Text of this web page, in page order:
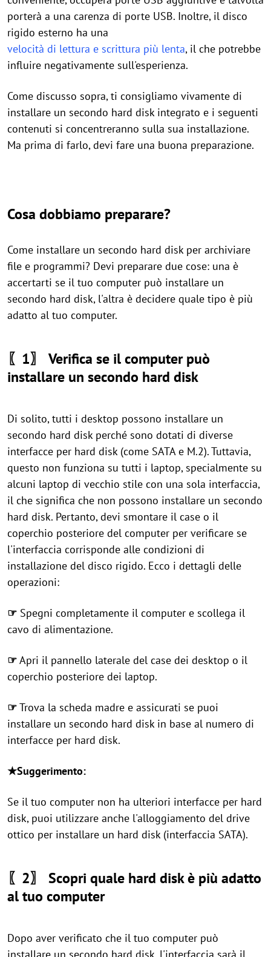
porterà a una carenza di porte USB. Inoltre, il disco
rigido esterno ha una
velocità di lettura e scrittura più lenta, il che potrebbe
influire negativamente sull'esperienza.
Come discusso sopra, ti consigliamo vivamente di
installare un secondo hard disk integrato e i seguenti
contenuti si concentreranno sulla sua installazione.
Ma prima di farlo, devi fare una buona preparazione.
Cosa dobbiamo preparare?
Come installare un secondo hard disk per archiviare
file e programmi? Devi preparare due cose: una è
accertarti se il tuo computer può installare un
secondo hard disk, l'altra è decidere quale tipo è più
adatto al tuo computer.
〖1〗 Verifica se il computer può
installare un secondo hard disk
Di solito, tutti i desktop possono installare un
secondo hard disk perché sono dotati di diverse
interfacce per hard disk (come SATA e M.2). Tuttavia,
questo non funziona su tutti i laptop, specialmente su
alcuni laptop di vecchio stile con una sola interfaccia,
il che significa che non possono installare un secondo
hard disk. Pertanto, devi smontare il case o il
coperchio posteriore del computer per verificare se
l'interfaccia corrisponde alle condizioni di
installazione del disco rigido. Ecco i dettagli delle
operazioni:
☞ Spegni completamente il computer e scollega il
cavo di alimentazione.
☞Apri il pannello laterale del case dei desktop o il
coperchio posteriore dei laptop.
☞Trova la scheda madre e assicurati se puoi
installare un secondo hard disk in base al numero di
interfacce per hard disk.
★Suggerimento:
Se il tuo computer non ha ulteriori interfacce per hard
disk, puoi utilizzare anche l'alloggiamento del drive
ottico per installare un hard disk (interfaccia SATA).
〖2〗 Scopri quale hard disk è più adatto
al tuo computer
Dopo aver verificato che il tuo computer può